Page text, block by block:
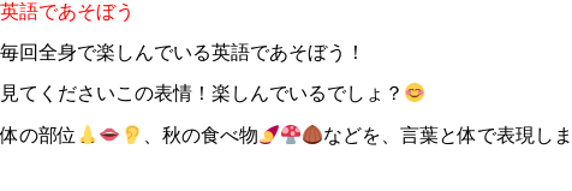
英語であそぼう
毎回全身で楽しんでいる英語であそぼう！
見てくださいこの表情！楽しんでいるでしょ？
体の部位 、秋の食べ物 などを、言葉と体で表現しま